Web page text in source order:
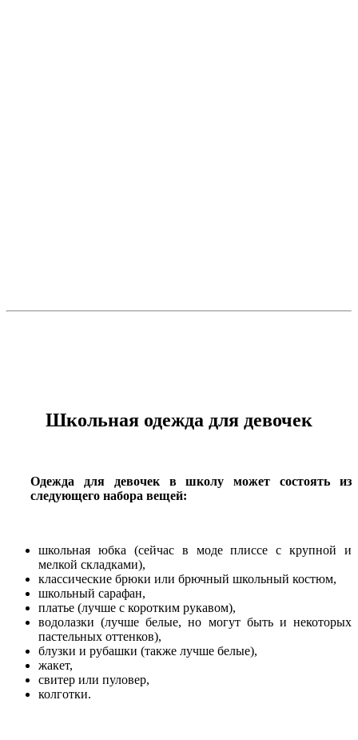
Школьная одежда для девочек
Одежда для девочек в школу может состоять из
следующего набора вещей:
школьная юбка (сейчас в моде плиссе с крупной и
мелкой складками),
классические брюки или брючный школьный костюм,
школьный сарафан,
платье (лучше с коротким рукавом),
водолазки (лучше белые, но могут быть и некоторых
пастельных оттенков),
блузки и рубашки (также лучше белые),
жакет,
свитер или пуловер,
колготки.